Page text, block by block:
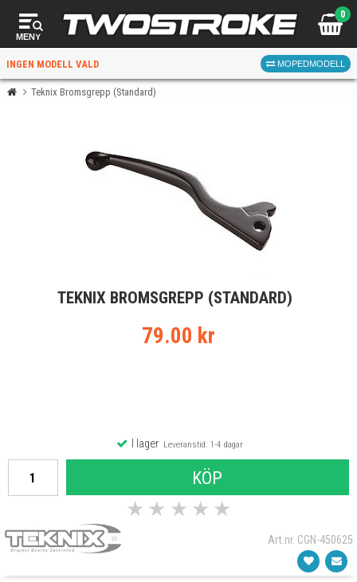
MENY
0
INGEN MODELL VALD MOPEDMODELL
När du valt kommer butiken visa delar för vald moped
Teknix Bromsgrepp (Standard)
TEKNIX BROMSGREPP (STANDARD)
79.00 kr
I lagerLeveranstid: 1-4 dagar
KÖP
★ ★ ★ ★ ★
Art.nr. CGN-450625